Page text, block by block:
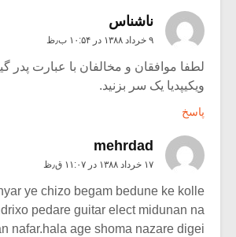
ناشناس
۹ خرداد ۱۳۸۸ در ۱۰:۵۴ ب٫ظ
لطفا موافقان و مخالفان با عبارت پدر
ویکیپدیا یک سر بزنید.
پاسخ
mehrdad
۱۷ خرداد ۱۳۸۸ در ۱۱:۰۷ ق٫ظ
ye chizo begam bedune ke kolle
pedare guitar elect midunan na
nafar.hala age shoma nazare digei